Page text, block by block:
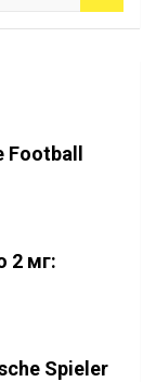
2 мг:
Spieler